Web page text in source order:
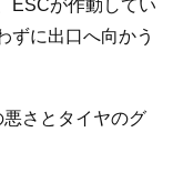
ESCが作動してい
ずに出口へ向かう
さとタイヤのグ